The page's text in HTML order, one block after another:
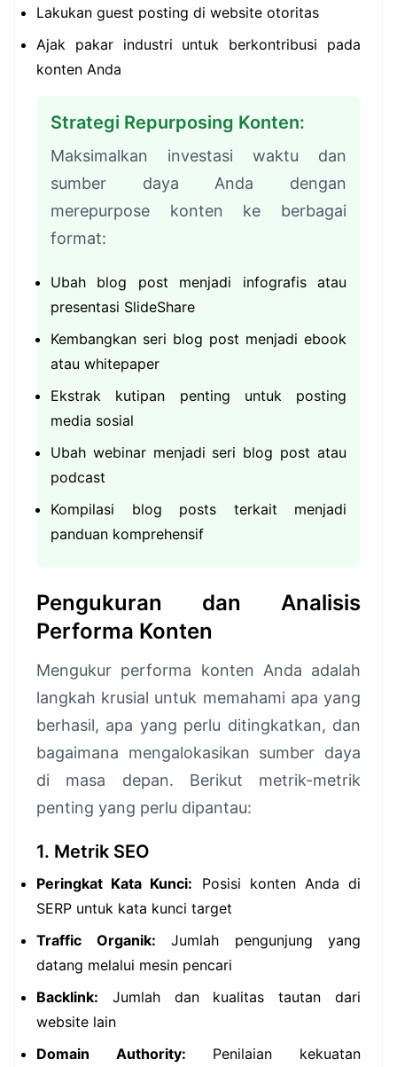
Lakukan guest posting di website otoritas
Ajak pakar industri untuk berkontribusi pada
konten Anda
Strategi Repurposing Konten:
Maksimalkan investasi waktu dan
sumber daya Anda dengan
merepurpose konten ke berbagai
format:
Ubah blog post menjadi infografis atau
presentasi SlideShare
Kembangkan seri blog post menjadi ebook
atau whitepaper
Ekstrak kutipan penting untuk posting
media sosial
Ubah webinar menjadi seri blog post atau
podcast
Kompilasi blog posts terkait menjadi
panduan komprehensif
Pengukuran dan Analisis
Performa Konten
Mengukur performa konten Anda adalah
langkah krusial untuk memahami apa yang
berhasil, apa yang perlu ditingkatkan, dan
bagaimana mengalokasikan sumber daya
di masa depan. Berikut metrik-metrik
penting yang perlu dipantau:
1. Metrik SEO
Peringkat Kata Kunci: Posisi konten Anda di
SERP untuk kata kunci target
Traffic Organik: Jumlah pengunjung yang
datang melalui mesin pencari
Backlink: Jumlah dan kualitas tautan dari
website lain
Domain Authority: Penilaian kekuatan